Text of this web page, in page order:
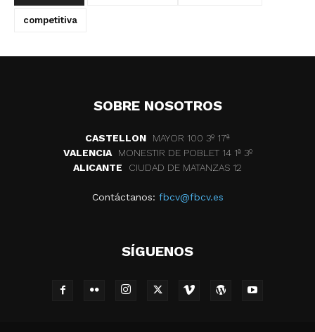
competitiva
SOBRE NOSOTROS
CASTELLON
MAYOR 100 3º 17ª
VALENCIA
MONESTIR DE POBLET 14 1ª 3º
ALICANTE
CIUDAD DE MATANZAS 12
Contáctanos: fbcv@fbcv.es
SÍGUENOS